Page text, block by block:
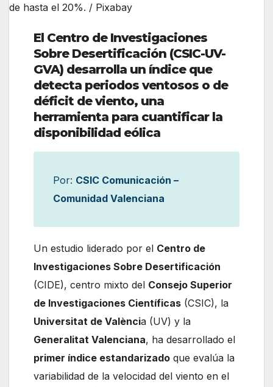
de hasta el 20%. / Pixabay
El Centro de Investigaciones
Sobre Desertificación (CSIC-UV-
GVA) desarrolla un índice que
detecta periodos ventosos o de
déficit de viento, una
herramienta para cuantificar la
disponibilidad eólica
Por: CSIC Comunicación –
Comunidad Valenciana
Un estudio liderado por el Centro de
Investigaciones Sobre Desertificación
(CIDE), centro mixto del Consejo Superior
de Investigaciones Científicas (CSIC), la
Universitat de València (UV) y la
Generalitat Valenciana, ha desarrollado el
primer índice estandarizado que evalúa la
variabilidad de la velocidad del viento en el